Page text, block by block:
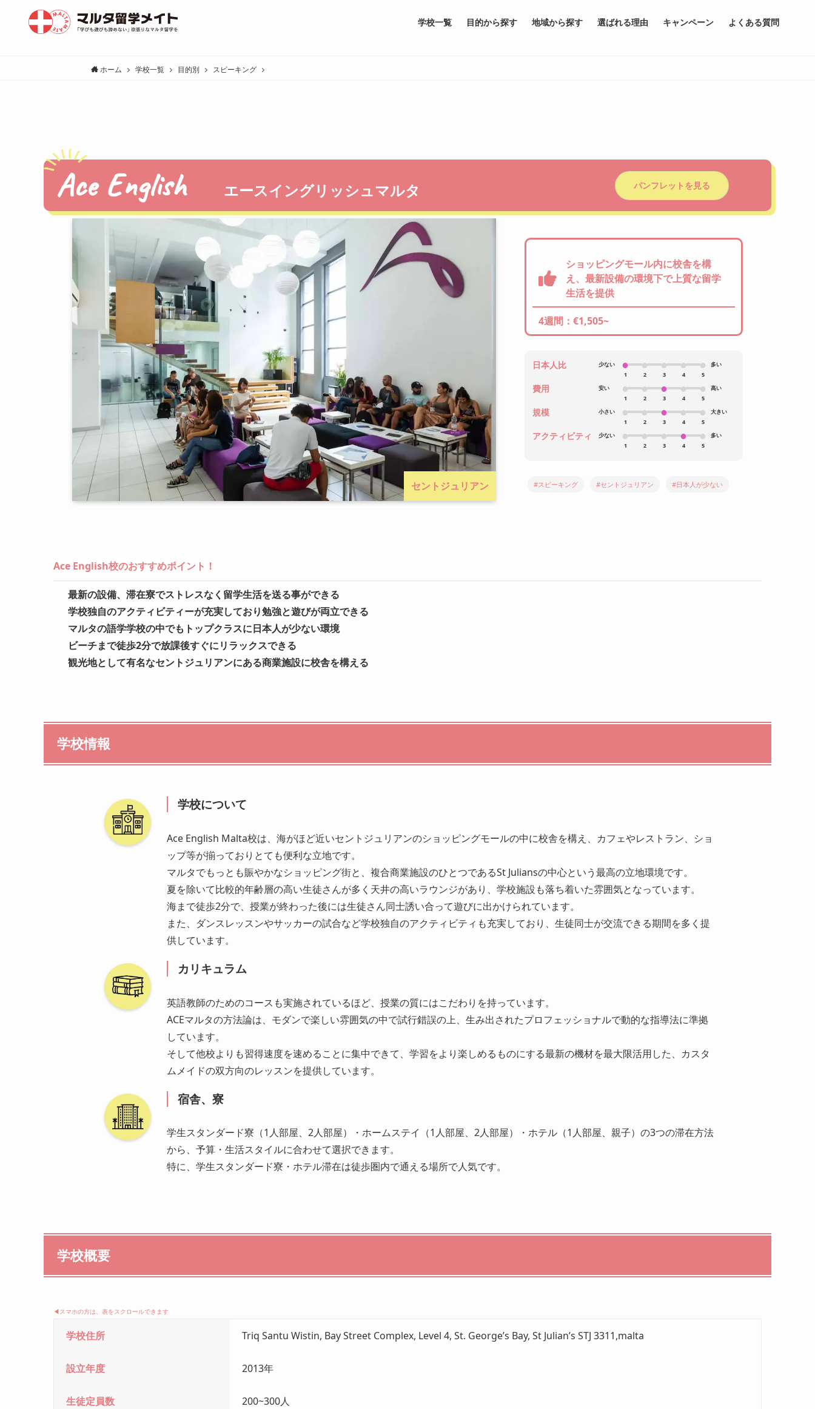
学校一覧 目的から探す 地域から探す 選ばれる理由 キャンペーン よくある質問
ホーム 学校一覧 目的別 スピーキング
Ace English エースイングリッシュマルタ パンフレットを見る
セントジュリアン
ショッピングモール内に校舎を構
え、最新設備の環境下で上質な留学
生活を提供
4週間：€1,505~
日本人比
少ない
1
2 3 4 5
多い
費用
安い
1
2 3 4 5
高い
規模
小さい
1
2 3 4 5
大きい
アクティビティ
少ない
1
2 3 4 5
多い
#スピーキング #セントジュリアン #日本人が少ない
Ace English校のおすすめポイント！
最新の設備、滞在寮でストレスなく留学生活を送る事ができる
学校独自のアクティビティーが充実しており勉強と遊びが両立できる
マルタの語学学校の中でもトップクラスに日本人が少ない環境
ビーチまで徒歩2分で放課後すぐにリラックスできる
観光地として有名なセントジュリアンにある商業施設に校舎を構える
学校情報
学校について
Ace English Malta校は、海がほど近いセントジュリアンのショッピングモールの中に校舎を構え、カフェやレストラン、ショ
ップ等が揃っておりとても便利な立地です。
マルタでもっとも賑やかなショッピング街と、複合商業施設のひとつであるSt Juliansの中心という最高の立地環境です。
夏を除いて比較的年齢層の高い生徒さんが多く天井の高いラウンジがあり、学校施設も落ち着いた雰囲気となっています。
海まで徒歩2分で、授業が終わった後には生徒さん同士誘い合って遊びに出かけられています。
また、ダンスレッスンやサッカーの試合など学校独自のアクティビティも充実しており、生徒同士が交流できる期間を多く提
供しています。
カリキュラム
英語教師のためのコースも実施されているほど、授業の質にはこだわりを持っています。
ACEマルタの方法論は、モダンで楽しい雰囲気の中で試行錯誤の上、生み出されたプロフェッショナルで動的な指導法に準拠
しています。
そして他校よりも習得速度を速めることに集中できて、学習をより楽しめるものにする最新の機材を最大限活用した、カスタ
ムメイドの双方向のレッスンを提供しています。
宿舎、寮
学生スタンダード寮（1人部屋、2人部屋）・ホームステイ（1人部屋、2人部屋）・ホテル（1人部屋、親子）の3つの滞在方法
から、予算・生活スタイルに合わせて選択できます。
特に、学生スタンダード寮・ホテル滞在は徒歩圏内で通える場所で人気です。
学校概要
◀︎スマホの方は、表をスクロールできます
学校住所 Triq Santu Wistin, Bay Street Complex, Level 4, St. George’s Bay, St Julian’s STJ 3311,malta
設立年度 2013年
生徒定員数 200~300人